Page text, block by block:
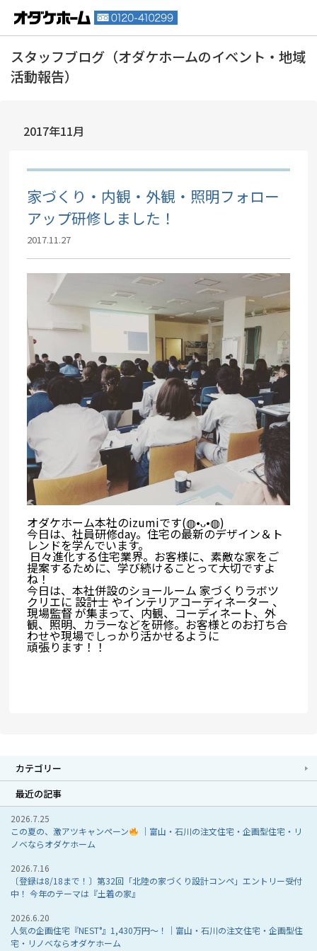
2017年11月
家づくり・内観・外観・照明フォロー
アップ研修しました！
2017.11.27
オダケホーム本社のizumiです(◍•ᴗ•◍)
今日は、社員研修day。住宅の最新のデザイン＆ト
レンドを学んでいます。
日々進化する住宅業界。お客様に、素敵な家をご
提案するために、学び続けることって大切ですよ
ね！
今日は、本社併設のショールーム 家づくりラボツ
クリエに 設計士 やインテリアコーディネーター 、
現場監督 が集まって、内観、コーディネート、外
観、照明、カラーなどを研修。お客様とのお打ち合
わせや現場でしっかり活かせるように
頑張ります！！
カテゴリー
最近の記事
2026.7.25
この夏の、激アツキャンペーン
｜富山・石川の注文住宅・企画型住宅・リ
ノベならオダケホーム
2026.7.16
〔登録は8/18まで！〕第32回「北陸の家づくり設計コンペ」エントリー受付
中！ 今年のテーマは『土着の家』
2026.6.20
人気の企画住宅『NEST°』1,430万円～！｜富山・石川の注文住宅・企画型住
宅・リノベならオダケホーム